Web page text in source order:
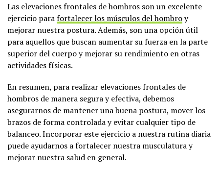
Las elevaciones frontales de hombros son un excelente
ejercicio parafortalecer los músculos del hombroy
mejorar nuestra postura. Además, son una opción útil
para aquellos que buscan aumentar su fuerza en la parte
superior del cuerpo y mejorar su rendimiento en otras
actividades físicas.
En resumen, para realizar elevaciones frontales de
hombros de manera segura y efectiva, debemos
asegurarnos de mantener una buena postura, mover los
brazos de forma controlada y evitar cualquier tipo de
balanceo. Incorporar este ejercicio a nuestra rutina diaria
puede ayudarnos a fortalecer nuestra musculatura y
mejorar nuestra salud en general.